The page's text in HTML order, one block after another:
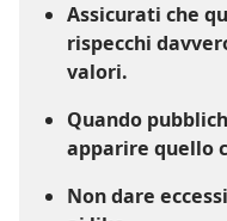
Assicurati che
rispecchi
valori.
Quando
apparire quello
Non dare